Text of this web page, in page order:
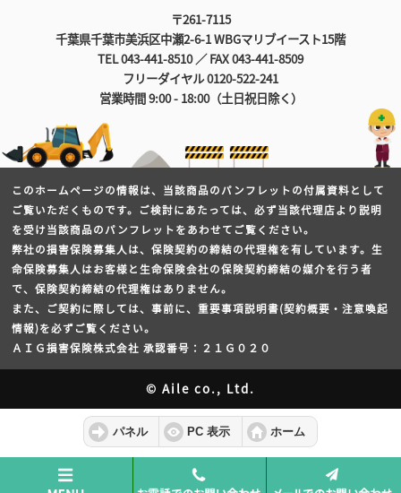
〒261-7115
千葉県千葉市美浜区中瀬2-6-1 WBGマリブイースト15階
TEL 043-441-8510 ／ FAX 043-441-8509
フリーダイヤル 0120-522-241
営業時間 9:00 - 18:00（土日祝日除く）
このホームページの情報は、当該商品のパンフレットの付属資料として
ご覧いただくものです。ご検討にあたっては、必ず当該代理店より説明
を受け当該商品のパンフレットをあわせてご覧ください。
弊社の損害保険募集人は、保険契約の締結の代理権を有しています。生
命保険募集人はお客様と生命保険会社の保険契約締結の媒介を行う者
で、保険契約締結の代理権はありません。
また、ご契約に際しては、事前に、重要事項説明書(契約概要・注意喚起
情報)を必ずご覧ください。
ＡＩＧ損害保険株式会社 承認番号：２１Ｇ０２０
© Aile co., Ltd.
パネル PC 表示 ホーム